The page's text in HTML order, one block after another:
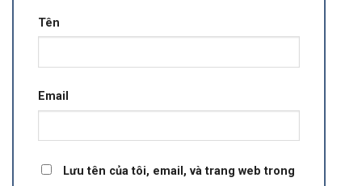
Tên
Email
Lưu tên của tôi, email, và trang web trong